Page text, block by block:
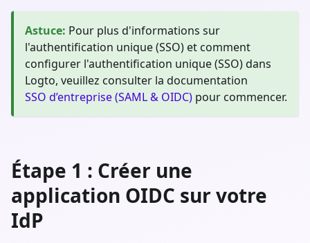
Astuce: Pour plus d'informations sur
l'authentification unique (SSO) et comment
configurer l'authentification unique (SSO) dans
Logto, veuillez consulter la documentation
SSO d’entreprise (SAML & OIDC) pour commencer.
Étape 1 : Créer une
application OIDC sur votre
IdP